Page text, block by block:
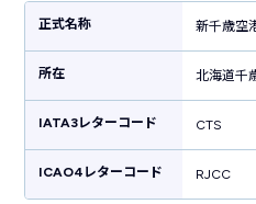
し文化経済の中心地である札幌市やニ
セスも便利なため、北海道観光の重要
空港の施設としては珍しい映画館や
のアミューズメント施設も併設してい
機利用客に限らず観光やグルメを楽
す。
正式名称 新千歳空
所在 北海道千
IATA3レターコード CTS
ICAO4レターコード RJCC